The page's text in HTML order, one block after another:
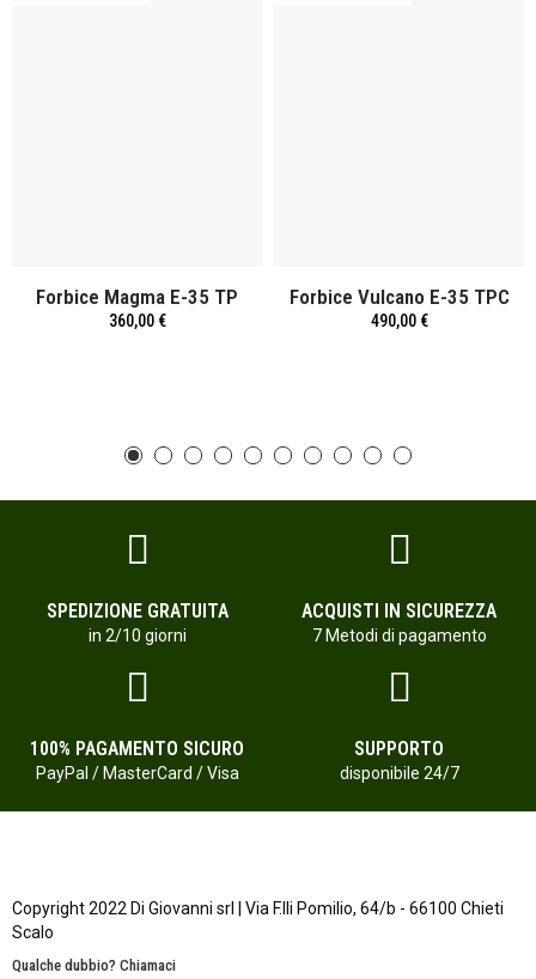
Forbice Magma E-35 TP
360,00 €
Forbice Vulcano E-35 TPC
490,00 €
SPEDIZIONE GRATUITA
in 2/10 giorni
ACQUISTI IN SICUREZZA
7 Metodi di pagamento
100% PAGAMENTO SICURO
PayPal / MasterCard / Visa
SUPPORTO
disponibile 24/7
Copyright 2022 Di Giovanni srl | Via F.lli Pomilio, 64/b - 66100 Chieti
Scalo
Qualche dubbio? Chiamaci